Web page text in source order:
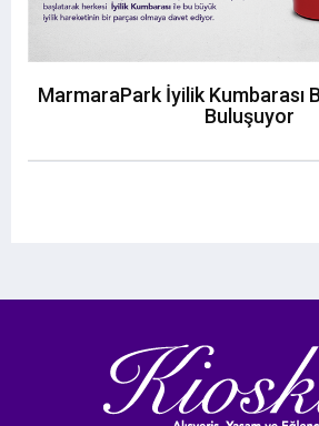
MarmaraPark İyilik Kumbarası
Buluşuyor